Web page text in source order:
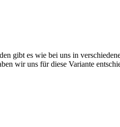
gibt es wie bei uns in
wir uns für diese Variante